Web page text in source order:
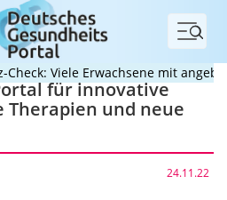
Menü
Viele Erwachsene mit
für innovative
und neue
24.11.22